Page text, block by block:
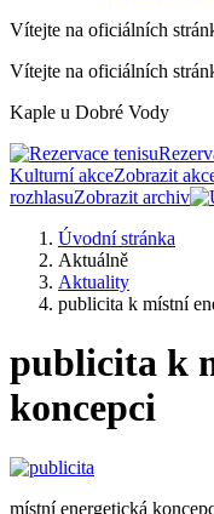
Vítejte na oficiálních
Vítejte na oficiálních
Kaple u Dobré Vody
Kulturní akceZobrazit
rozhlasuZobrazit archiv
Úvodní stránka
Aktuálně
Aktuality
publicita k místní
publicita k
koncepci
místní energetická